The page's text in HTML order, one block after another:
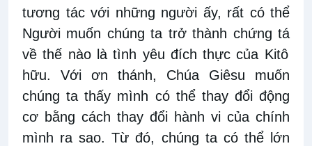
tương tác với những người ấy, rất có thể
Người muốn chúng ta trở thành chứng tá
về thế nào làtình yêu đích thực của Kitô
hữu. Với ơn thánh, Chúa Giêsu muốn
chúng ta thấy mình có thể thay đổi động
cơ bằng cách thay đổi hành vi của chính
mình ra sao. Từ đó, chúng ta có thể lớn